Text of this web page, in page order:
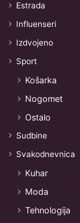
Estrada
Influenseri
Izdvojeno
Sport
Košarka
Nogomet
Ostalo
Sudbine
Svakodnevnica
Kuhar
Moda
Tehnologija